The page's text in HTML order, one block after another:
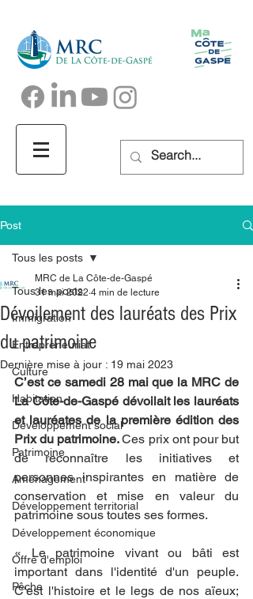
Post
Tous les posts
Immigration
Entrepreneuriat
Culture
Habitation
Développement social
Patrimoine
Aménagement
Développement territorial
Développement économique
Offre d'emploi
Pêche
Tous les posts
Dévoilement des lauréats des Prix
du patrimoine
MRC de La Côte-de-Gaspé
31 mai 2022 4 min de lecture
Dernière mise à jour : 19 mai 2023
C’est ce samedi 28 mai que la MRC de
La Côte-de-Gaspé dévoilait les lauréats
et lauréates de la première édition des
Prix du patrimoine. Ces prix ont pour but
de reconnaître les initiatives et
personnes inspirantes en matière de
conservation et mise en valeur du
patrimoine sous toutes ses formes.
« Le patrimoine vivant ou bâti est
important dans l'identité d'un peuple.
C'est l'histoire et le legs de nos aïeux;